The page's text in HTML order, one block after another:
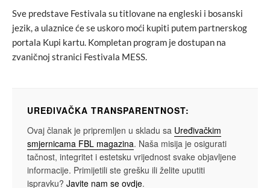
Sve predstave Festivala su titlovane na engleski i bosanski
jezik, a ulaznice će se uskoro moći kupiti putem partnerskog
portala Kupi kartu. Kompletan program je dostupan na
zvaničnoj stranici Festivala MESS.
UREĐIVAČKA TRANSPARENTNOST:
Ovaj članak je pripremljen u skladu sa Uređivačkim
smjernicama FBL magazina. Naša misija je osigurati
tačnost, integritet i estetsku vrijednost svake objavljene
informacije. Primijetili ste grešku ili želite uputiti
ispravku? Javite nam se ovdje.